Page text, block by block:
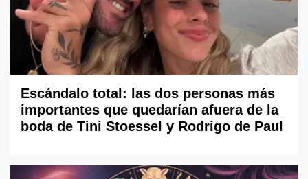
Escándalo total: las dos personas más
importantes que quedarían afuera de la
boda de Tini Stoessel y Rodrigo de Paul